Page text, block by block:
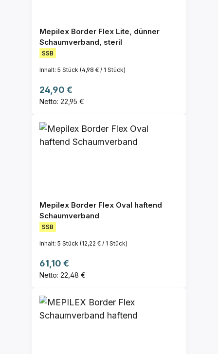
Mepilex Border Flex Lite, dünner
Schaumverband, steril
SSB
Inhalt: 5 Stück (4,98 € / 1 Stück)
Regulärer Preis:
24,90 €
Netto: 22,95 €
Mepilex Border Flex Oval haftend
Schaumverband
SSB
Inhalt: 5 Stück (12,22 € / 1 Stück)
Regulärer Preis:
61,10 €
Netto: 22,48 €